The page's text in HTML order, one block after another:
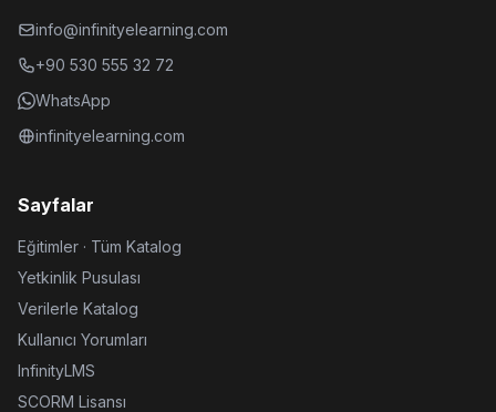
info@infinityelearning.com
+90 530 555 32 72
WhatsApp
infinityelearning.com
Sayfalar
Eğitimler · Tüm Katalog
Yetkinlik Pusulası
Verilerle Katalog
Kullanıcı Yorumları
InfinityLMS
SCORM Lisansı